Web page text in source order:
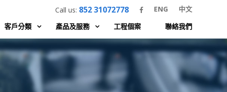
Call us: 852 31072778 ENG
中文
客戶分類 產品及服務 工程個案 聯絡我們